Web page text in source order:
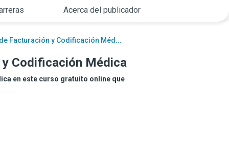
Acerca del publicador
Facturación y Codificación Méd...
Codificación Médica
en este curso gratuito online que